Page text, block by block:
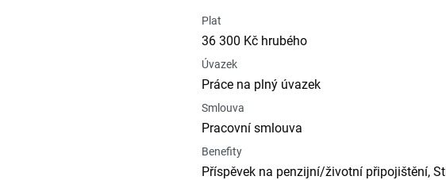
Plat
36 300 Kč hrubého
Úvazek
Práce na plný úvazek
Smlouva
Pracovní smlouva
Benefity
Příspěvek na penzijní/životní připojištění,